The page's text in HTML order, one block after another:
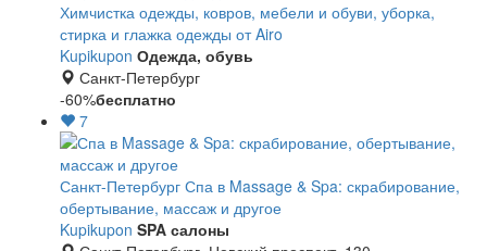
Химчистка одежды, ковров, мебели и обуви, уборка,
стирка и глажка одежды от Airo
Kupikupon Одежда, обувь
Санкт-Петербург
-60%бесплатно
7
Санкт-Петербург Спа в Massage & Spa: скрабирование,
обертывание, массаж и другое
Kupikupon SPA салоны